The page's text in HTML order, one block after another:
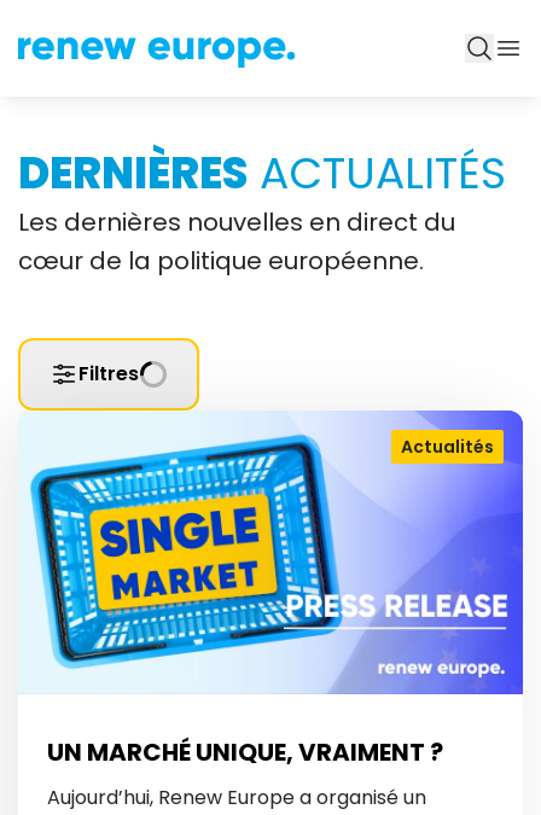
DERNIÈRES ACTUALITÉS
Les dernières nouvelles en direct du
cœur de la politique européenne.
Filtres
Actualités
UN MARCHÉ UNIQUE, VRAIMENT ?
Aujourd’hui, Renew Europe a organisé un